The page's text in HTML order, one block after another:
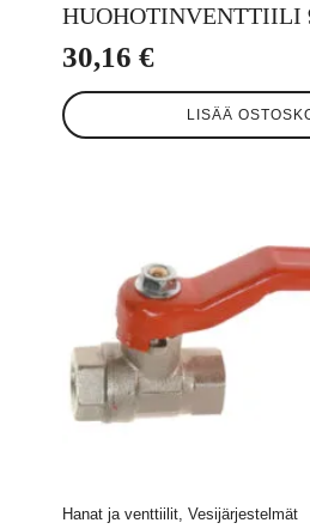
HUOHOTINVENTTIILI
30,16 €
LISÄÄ
Hanat ja venttiilit, Vesijärjestelmät